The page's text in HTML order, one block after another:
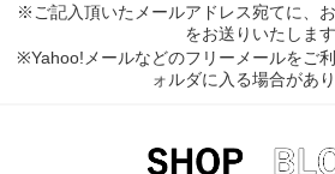
※ご記入頂いたメールアドレス宛てに、
をお送りいたします
※Yahoo!メールなどのフリーメールをご
ォルダに入る場合があり